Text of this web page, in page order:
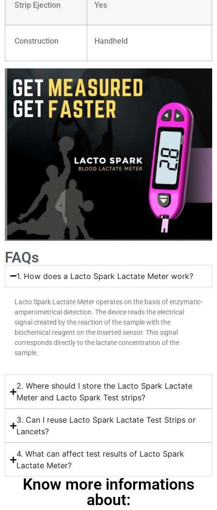
Strip Ejection Yes
Construction Handheld
FAQs
1. How does a Lacto Spark Lactate Meter work?
Lacto Spark Lactate Meter operates on the basis of enzymatic-
amperometrical detection. The device reads the electrical
signal created by the reaction of the sample with the
biochemical reagent on the inserted sensor. This signal
corresponds directly to the lactate concentration of the
sample.
2. Where should I store the Lacto Spark Lactate
Meter and Lacto Spark Test strips?
3. Can I reuse Lacto Spark Lactate Test Strips or
Lancets?
4. What can affect test results of Lacto Spark
Lactate Meter?
Know more informations
about: